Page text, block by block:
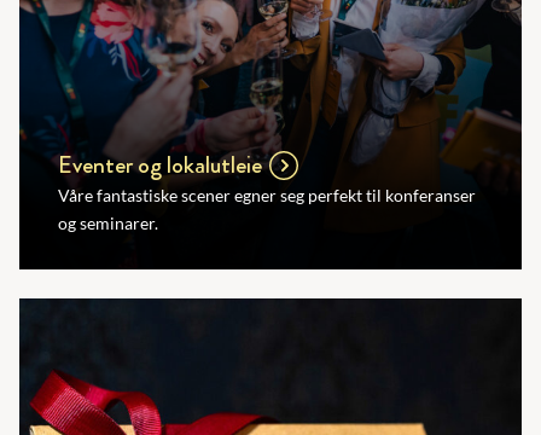
Eventer og lokalutleie
Våre fantastiske scener egner seg perfekt til konferanser
og seminarer.